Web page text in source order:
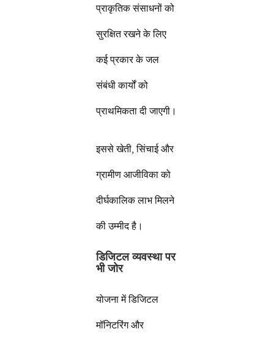
प्राकृतिक संसाधनों को
सुरक्षित रखने के लिए
कई प्रकार के जल
संबंधी कार्यों को
प्राथमिकता दी जाएगी।
इससे खेती, सिंचाई और
ग्रामीण आजीविका को
दीर्घकालिक लाभ मिलने
की उम्मीद है।
डिजिटल व्यवस्था पर
भी जोर
योजना में डिजिटल
मॉनिटरिंग और